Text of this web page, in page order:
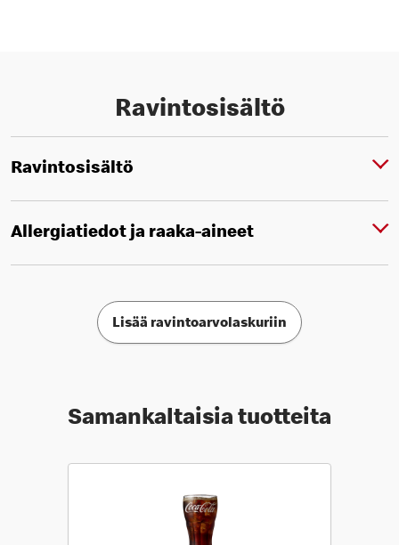
Ravintosisältö
Ravintosisältö
Allergiatiedot ja raaka-aineet
Lisää ravintoarvolaskuriin
Samankaltaisia tuotteita